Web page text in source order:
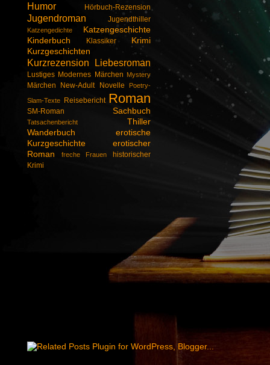
Humor Hörbuch-Rezension
Jugendroman Jugendthiller
Katzengedichte
Katzengeschichte
Kinderbuch
Klassiker
Krimi
Kurzgeschichten
Kurzrezension Liebesroman
Lustiges Modernes Märchen Mystery
Märchen New-Adult Novelle Poetry-
Slam-Texte Reisebericht Roman
SM-Roman Sachbuch
Tatsachenbericht
Thiller
Wanderbuch
erotische
Kurzgeschichte
erotischer
Roman
freche Frauen
historischer
Krimi